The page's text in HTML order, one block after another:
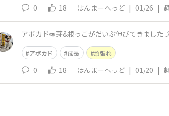
0 18 はんまーへっど | 01/26 |
アボカド🥑芽&根っこがだいぶ伸びてきまし
アボカド 成長 頑張れ
0 18 はんまーへっど | 01/20 |